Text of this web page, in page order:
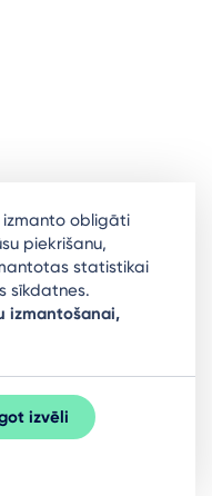
business
obligāti
piekrišanu,
statistikai
sīkdatnes.
izmantošanai,
izvēli